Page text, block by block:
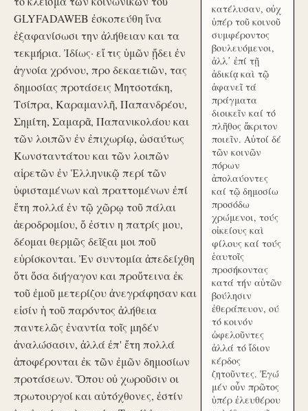
GLYFADAWEB ἐσκοπεύθη ἵνα
ἐξαφανίσωσι την ἀλήθειαν και τα
τεκμήρια. Ἰδίως· εἴ τις ὑμῶν ᾔδει ἐν
ἀγνοία χρόνου, προ δεκαετιῶν, τας
δημοσίας προτάσεις Μητσοτάκη,
Τσίπρα, Καραμανλῆ, Παπανδρέου,
Σημίτη, Σαμαρᾶ, Παπανικολάου και
τῶν λοιπῶν ἐν ἐπιχωρίῳ, ὡσαύτως
Κωνσταντάτου και τῶν λοιπῶν
αἱρετῶν ἐν Ἑλληνικῷ περί τῶν
ὑφισταμένων καὶ πραττομένων ἐπί
ἔτη πολλά ἐν τῷ χῶρῳ τοῦ πάλαι
ἀεροδρομίου, ὅ ἐστιν η πατρίς μου,
δέομαι θερμῶς δεῖξαι μοι ποῦ
εὑρίσκονται. Ἐν συντομία ἀπεδείχθη
ὅτι ὅσα διήγαγον και προὔτεινα ἐκ
τοῦ ἐμοῦ μετερίζου ἀνεγράφησαν και
εἰσίν ἡ τοῦ παρόντος ἀλήθεια
παντελῶς ἐναντία τοῖς μηδέν
ἀναλώσασιν, ἀλλά ἐπ' ἔτη πολλά
ἀποφέρονται ἐκ τῶν ἐμῶν δημοσίων
προτάσεων. Ὅπου οὐ χωροῦσιν οι
πρωτουργοί και αὐτόχθονες, ἐστίν
κατέλυσαν, οὐχ
ὑπέρ τοῦ κοινοῦ
συμφέροντος
βουλευόμενοι,
ἀλλ᾽ ἐπί τῇ
ἀδικίᾳ καὶ τῷ
ἀφανεῖ τά
πράγματα
διοικεῖν καί τό
πλῆθος ἄκριτον
ποιεῖν. Αὐτοί δέ
τῶν κοινῶν
πόρων
ἀπολαύοντες
καί τῷ δημοσίω
προσόδω
χρώμενοι, τούς
οἰκείους καὶ
φίλους καί τούς
ἑαυτοῖς
προσήκοντας
κατά τήν αὑτῶν
βούλησιν
ἐθεράπευον, ού
τό κοινόν
ὠφελοῦντες
ἀλλά τό ἴδιον
κέρδος
ζητοῦντες. Ἐγώ
μέν οὖν πρῶτος
ὑπέρ ἐλευθέρου